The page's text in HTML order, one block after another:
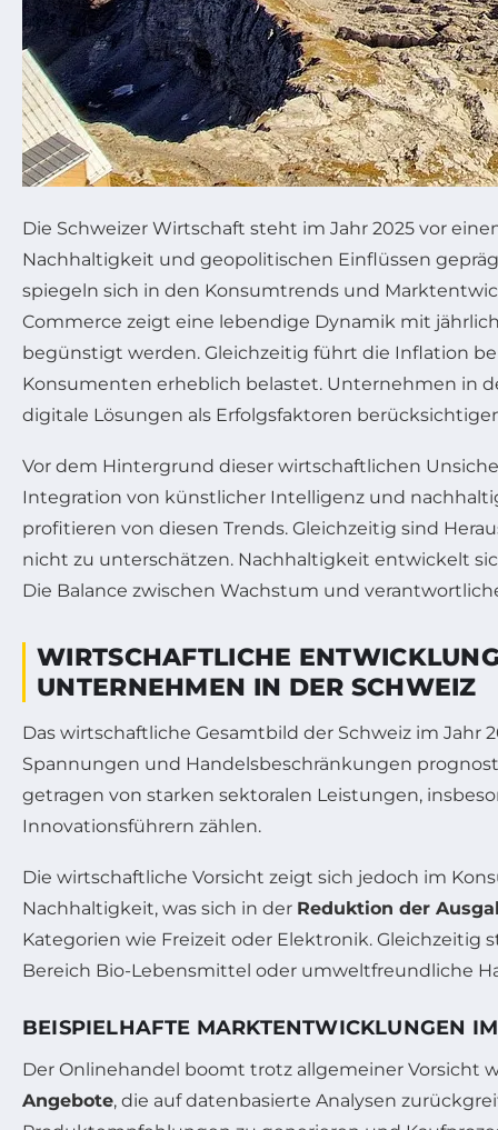
Die Schweizer Wirtschaft steht im Jahr 2025 vor
Nachhaltigkeit und geopolitischen Einflüssen
spiegeln sich in den Konsumtrends und
Commerce zeigt eine lebendige Dynamik mit
begünstigt werden. Gleichzeitig führt die Inflation
Konsumenten erheblich belastet. Unternehmen in
digitale Lösungen als Erfolgsfaktoren
Vor dem Hintergrund dieser wirtschaftlichen
Integration von künstlicher Intelligenz und
profitieren von diesen Trends. Gleichzeitig sind
nicht zu unterschätzen. Nachhaltigkeit entwickelt
Die Balance zwischen Wachstum und
WIRTSCHAFTLICHE
UNTERNEHMEN IN DER SCHWEIZ
Das wirtschaftliche Gesamtbild der Schweiz im
Spannungen und Handelsbeschränkungen
getragen von starken sektoralen Leistungen,
Innovationsführern zählen.
Die wirtschaftliche Vorsicht zeigt sich jedoch im
Nachhaltigkeit, was sich in der Reduktion der
Kategorien wie Freizeit oder Elektronik.
Bereich Bio-Lebensmittel oder umweltfreundliche
BEISPIELHAFTE MARKTENTWICKLUNGEN
Der Onlinehandel boomt trotz allgemeiner Vorsicht
Angebote, die auf datenbasierte Analysen